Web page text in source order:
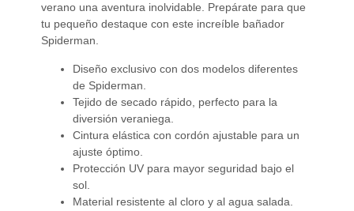
verano una aventura inolvidable. Prepárate para que
tu pequeño destaque con este increíble bañador
Spiderman.
Diseño exclusivo con dos modelos diferentes
de Spiderman.
Tejido de secado rápido, perfecto para la
diversión veraniega.
Cintura elástica con cordón ajustable para un
ajuste óptimo.
Protección UV para mayor seguridad bajo el
sol.
Material resistente al cloro y al agua salada.